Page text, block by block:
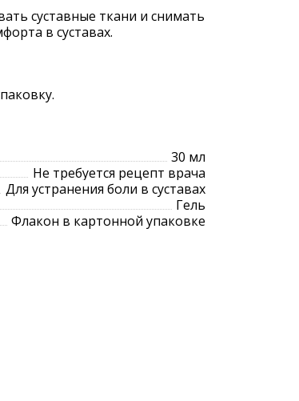
суставные ткани и снимать
в суставах.
30 мл
Не требуется рецепт врача
Для устранения боли в суставах
Гель
Флакон в картонной упаковке